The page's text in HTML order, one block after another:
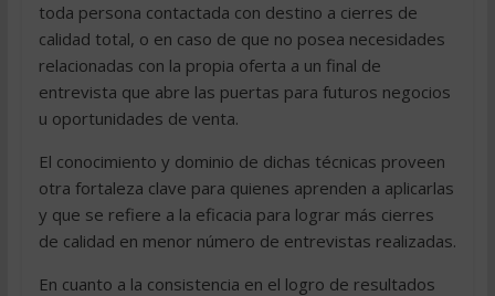
toda persona contactada con destino a cierres de
calidad total, o en caso de que no posea necesidades
relacionadas con la propia oferta a un final de
entrevista que abre las puertas para futuros negocios
u oportunidades de venta.
El conocimiento y dominio de dichas técnicas proveen
otra fortaleza clave para quienes aprenden a aplicarlas
y que se refiere a la eficacia para lograr más cierres
de calidad en menor número de entrevistas realizadas.
En cuanto a la consistencia en el logro de resultados